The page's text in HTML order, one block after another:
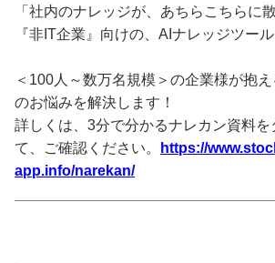
「社内のナレッジが、あちらこちらに
『非IT企業』向けの、AIナレッジツール
＜100人～数万名規模＞の企業様が抱
のお悩みを解決します！
詳しくは、3分で分かるナレカン資料を
て、ご確認ください。
https://
app.info/narekan/